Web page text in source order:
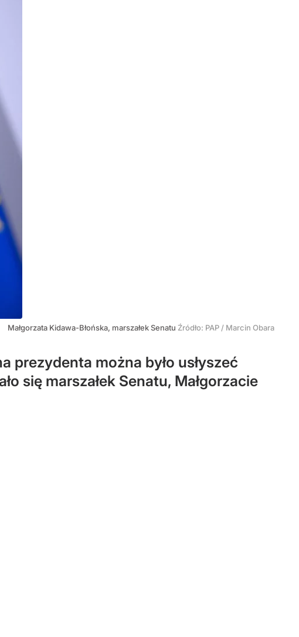
Małgorzata Kidawa-Błońska, marszałek Senatu Źródło: PAP / Marcin Obara
prezydenta można było usłyszeć
się marszałek Senatu, Małgorzacie